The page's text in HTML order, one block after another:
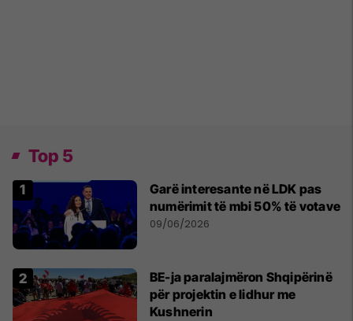
Top 5
Garë interesante në LDK pas
numërimit të mbi 50% të votave
09/06/2026
BE-ja paralajmëron Shqipërinë
për projektin e lidhur me
Kushnerin